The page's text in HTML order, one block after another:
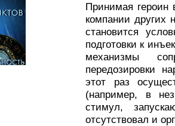
Принимая героин
компании других
становится
подготовки к
механизмы
передозировки
этот раз
(например, в
стимул,
отсутствовал и